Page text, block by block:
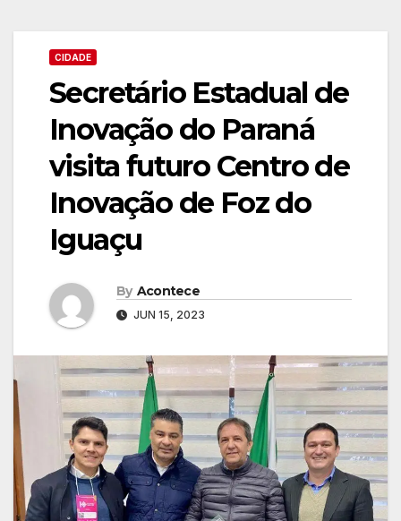
CIDADE
Secretário Estadual de
Inovação do Paraná
visita futuro Centro de
Inovação de Foz do
Iguaçu
By Acontece
JUN 15, 2023